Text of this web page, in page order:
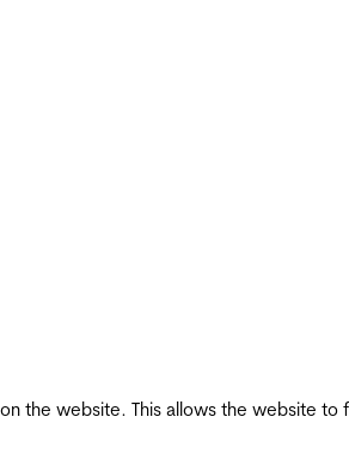
the website. This allows the website to